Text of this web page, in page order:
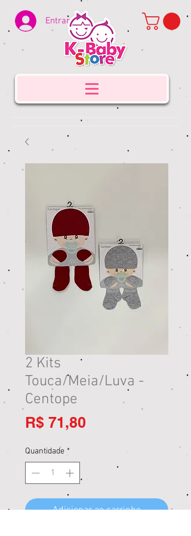
Entrar
2 Kits
Touca/Meia/Luva -
Centope
R$ 71,80
Quantidade *
Adicionar ao carrinho